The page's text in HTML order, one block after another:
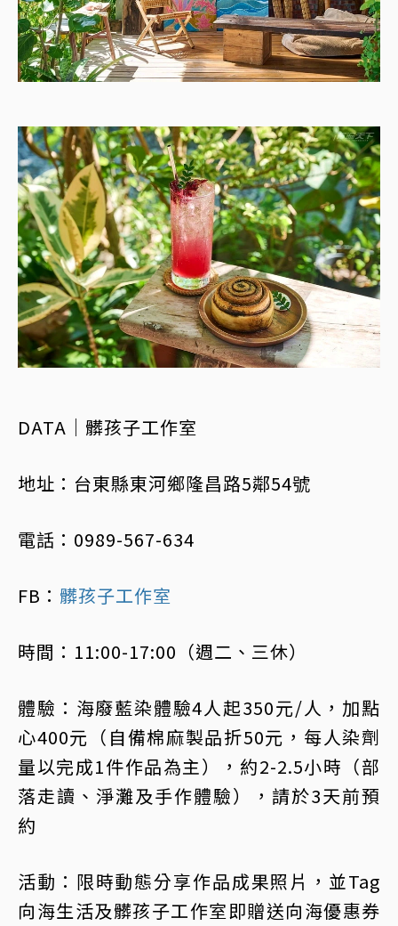
DATA｜髒孩子工作室
地址：台東縣東河鄉隆昌路5鄰54號
電話：0989-567-634
FB： 髒孩子工作室
時間：11:00-17:00（週二、三休）
體驗：海廢藍染體驗4人起350元/人，加點
心400元（自備棉麻製品折50元，每人染劑
量以完成1件作品為主），約2-2.5小時（部
落走讀、淨灘及手作體驗），請於3天前預
約
活動：限時動態分享作品成果照片，並Tag
向海生活及髒孩子工作室即贈送向海優惠券